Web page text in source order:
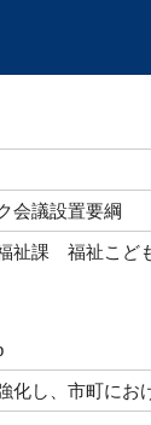
会議設置要綱
祉課 福祉こど
化し、市町に